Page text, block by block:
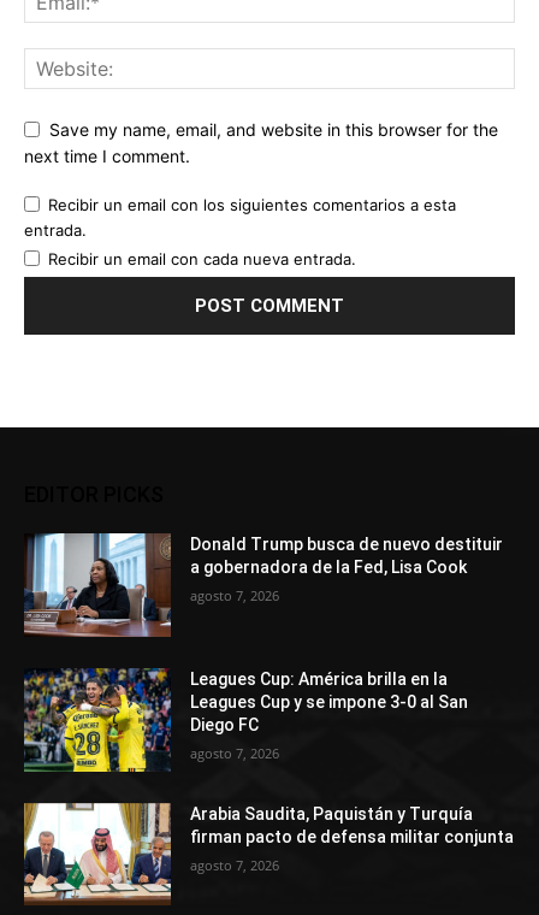
Save my name, email, and website in this browser for the
next time I comment.
Recibir un email con los siguientes comentarios a esta
entrada.
Recibir un email con cada nueva entrada.
Donald Trump busca de nuevo destituir
a gobernadora de la Fed, Lisa Cook
agosto 7, 2026
Leagues Cup: América brilla en la
Leagues Cup y se impone 3-0 al San
Diego FC
agosto 7, 2026
Arabia Saudita, Paquistán y Turquía
firman pacto de defensa militar conjunta
agosto 7, 2026